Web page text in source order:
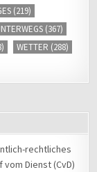
(219)
(367)
WETTER (288)
rechtliches
Dienst (CvD)